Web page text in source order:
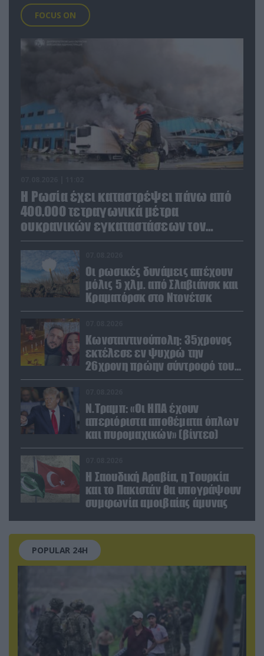
FOCUS ON
Η Ρωσία έχει καταστρέψει πάνω από
400.000 τετραγωνικά μέτρα
ουκρανικών εγκαταστάσεων τον
Ιούλιο
Οι ρωσικές δυνάμεις απέχουν
μόλις 5 χλμ. από Σλαβιάνσκ και
Κραματόρσκ στο Ντονέτσκ
Κωνσταντινούπολη: 35χρονος
εκτέλεσε εν ψυχρώ την
26χρονη πρώην σύντροφό του
έξω από φαρμακείο (βίντεο)
Ν.Τραμπ: «Οι ΗΠΑ έχουν
απεριόριστα αποθέματα όπλων
και πυρομαχικών» (βίντεο)
Η Σαουδική Αραβία, η Τουρκία
και το Πακιστάν θα υπογράψουν
συμφωνία αμοιβαίας άμυνας
POPULAR 24H